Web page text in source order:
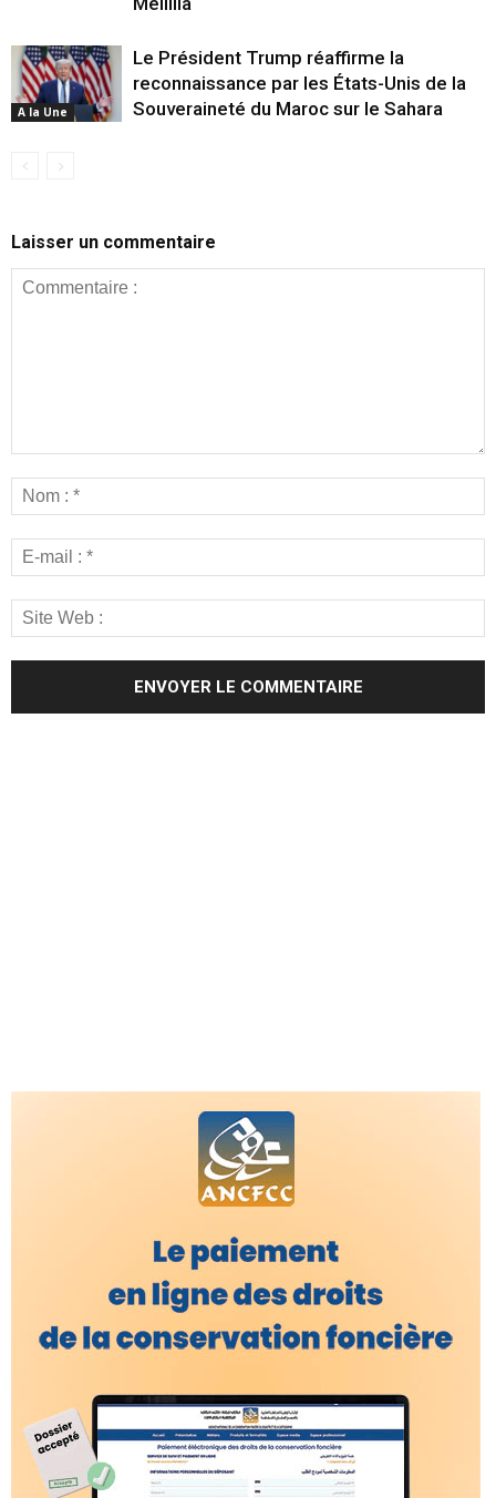
A la Une
Le Président Trump réaffirme la
reconnaissance par les États-Unis de la
Souveraineté du Maroc sur le Sahara
Laisser un commentaire